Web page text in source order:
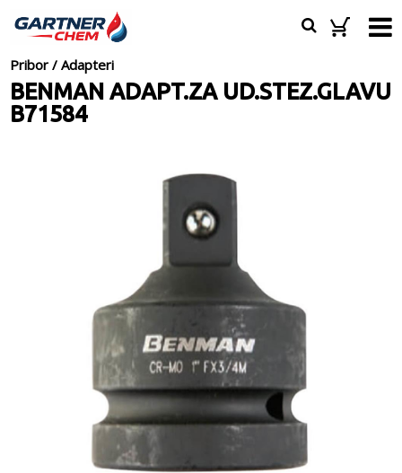
Pribor /Adapteri
BENMAN ADAPT.ZA UD.STEZ.GLAVU
B71584